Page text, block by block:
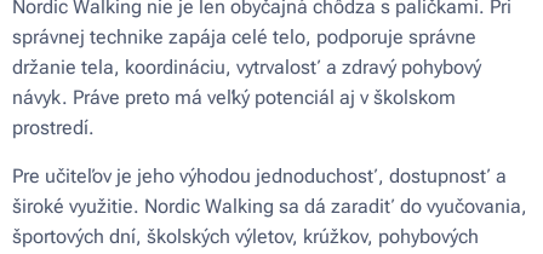
Nordic Walking nie je len obyčajná chôdza s paličkami. Pri
správnej technike zapája celé telo, podporuje správne
držanie tela, koordináciu, vytrvalosť a zdravý pohybový
návyk. Práve preto má veľký potenciál aj v školskom
prostredí.
Pre učiteľov je jeho výhodou jednoduchosť, dostupnosť a
široké využitie. Nordic Walking sa dá zaradiť do vyučovania,
športových dní, školských výletov, krúžkov, pohybových